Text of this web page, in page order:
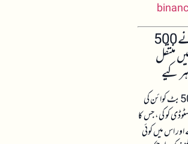
رائٹ پلیٹ فارمز نے 500
منتقل
کیے
رائٹ پلیٹ فارمز نے 500 بٹ کوائن کی
کو کی، جس کا
اس میں کوئی